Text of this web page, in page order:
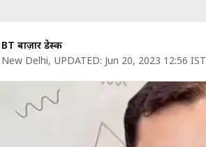
BT बाज़ार डेस्क
New Delhi, UPDATED: Jun 20, 2023 12:56 IST